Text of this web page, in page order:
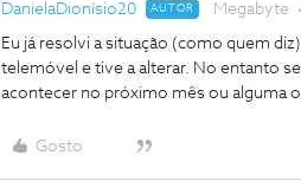
DanielaDionísio20 AUTOR Megabyte
Eu já resolvi a situação (como quem
telemóvel e tive a alterar. No entanto
acontecer no próximo mês ou alguma
Gosto